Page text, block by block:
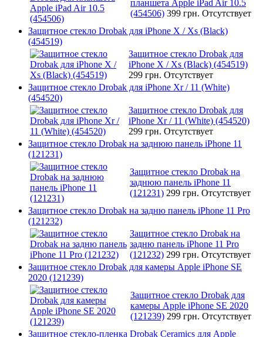
планшета Apple iPad Air 10.5
(454506) 399 грн. Отсутствует
Защитное стекло Drobak для iPhone X / Xs (Black)
(454519)
Защитное стекло Drobak для
iPhone X / Xs (Black) (454519)
299 грн. Отсутствует
Защитное стекло Drobak для iPhone Xr / 11 (White)
(454520)
Защитное стекло Drobak для
iPhone Xr / 11 (White) (454520)
299 грн. Отсутствует
Защитное стекло Drobak на заднюю панель iPhone 11
(121231)
Защитное стекло Drobak на
заднюю панель iPhone 11
(121231) 299 грн. Отсутствует
Защитное стекло Drobak на задню панель iPhone 11 Pro
(121232)
Защитное стекло Drobak на
задню панель iPhone 11 Pro
(121232) 299 грн. Отсутствует
Защитное стекло Drobak для камеры Apple iPhone SE
2020 (121239)
Защитное стекло Drobak для
камеры Apple iPhone SE 2020
(121239) 299 грн. Отсутствует
Защитное стекло-пленка Drobak Ceramics для Apple